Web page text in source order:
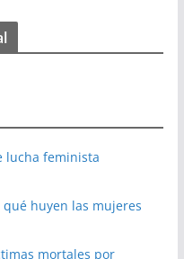
lucha feminista
qué huyen las mujeres
mortales por